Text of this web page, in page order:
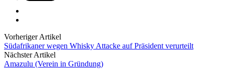
Vorheriger Artikel
Südafrikaner wegen Whisky Attacke auf Präsident verurteilt
Nächster Artikel
Amazulu (Verein in Gründung)